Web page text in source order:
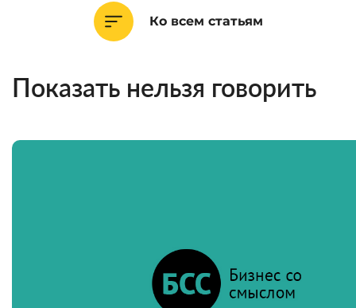
Ко всем статьям
Показать нельзя говорить